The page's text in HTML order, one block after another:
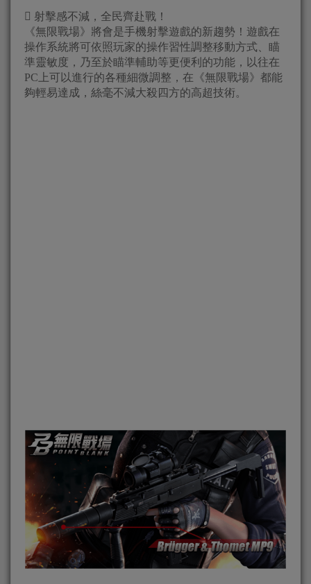
 射擊感不減，全民齊赴戰！
《無限戰場》將會是手機射擊遊戲的新趨勢！遊戲在
操作系統將可依照玩家的操作習性調整移動方式、瞄
準靈敏度，乃至於瞄準輔助等更便利的功能，以往在
PC上可以進行的各種細微調整，在《無限戰場》都能
夠輕易達成，絲毫不減大殺四方的高超技術。